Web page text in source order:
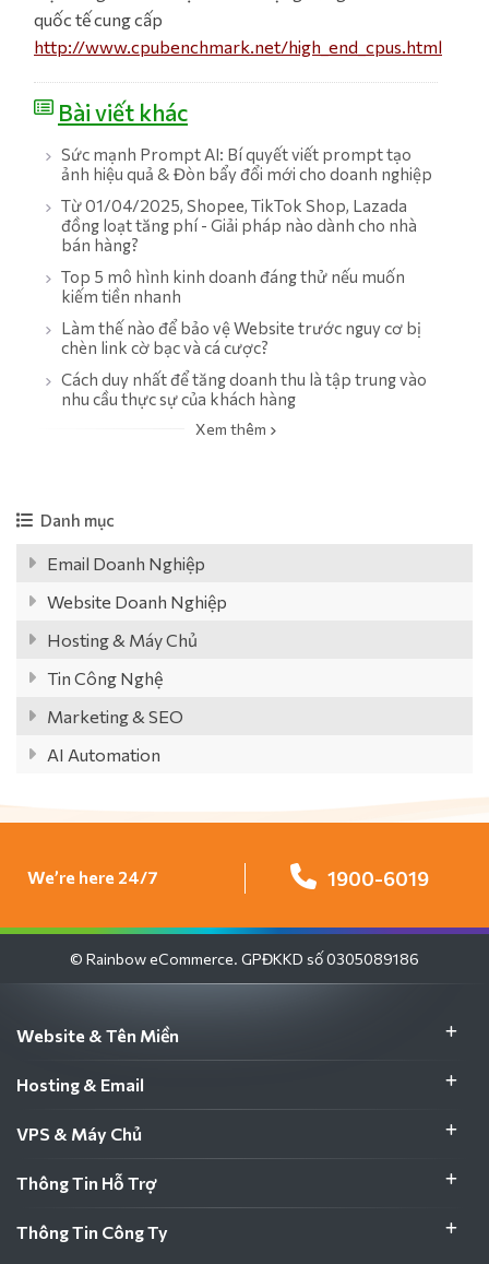
quốc tế cung cấp
http://www.cpubenchmark.net/high_end_cpus.html
Bài viết khác
Sức mạnh Prompt AI: Bí quyết viết prompt tạo
ảnh hiệu quả & Đòn bẩy đổi mới cho doanh nghiệp
Từ 01/04/2025, Shopee, TikTok Shop, Lazada
đồng loạt tăng phí - Giải pháp nào dành cho nhà
bán hàng?
Top 5 mô hình kinh doanh đáng thử nếu muốn
kiếm tiền nhanh
Làm thế nào để bảo vệ Website trước nguy cơ bị
chèn link cờ bạc và cá cược?
Cách duy nhất để tăng doanh thu là tập trung vào
nhu cầu thực sự của khách hàng
Xem thêm
Danh mục
Email Doanh Nghiệp
Website Doanh Nghiệp
Hosting & Máy Chủ
Tin Công Nghệ
Marketing & SEO
AI Automation
We’re here 24/7 1900-6019
© Rainbow eCommerce. GPĐKKD số 0305089186
Website & Tên Miền
Hosting & Email
VPS & Máy Chủ
Thông Tin Hỗ Trợ
Thông Tin Công Ty